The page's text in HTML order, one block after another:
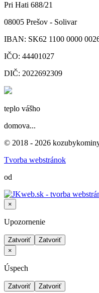
Pri Hati 688/21
08005 Prešov - Solivar
IBAN: SK62 1100 0000
IČO: 44401027
DIČ: 2022692309
teplo vášho
domova...
© 2018 - 2026
Tvorba webstránok
od
×
Upozornenie
Zatvoriť
Zatvoriť
×
Úspech
Zatvoriť Zatvoriť